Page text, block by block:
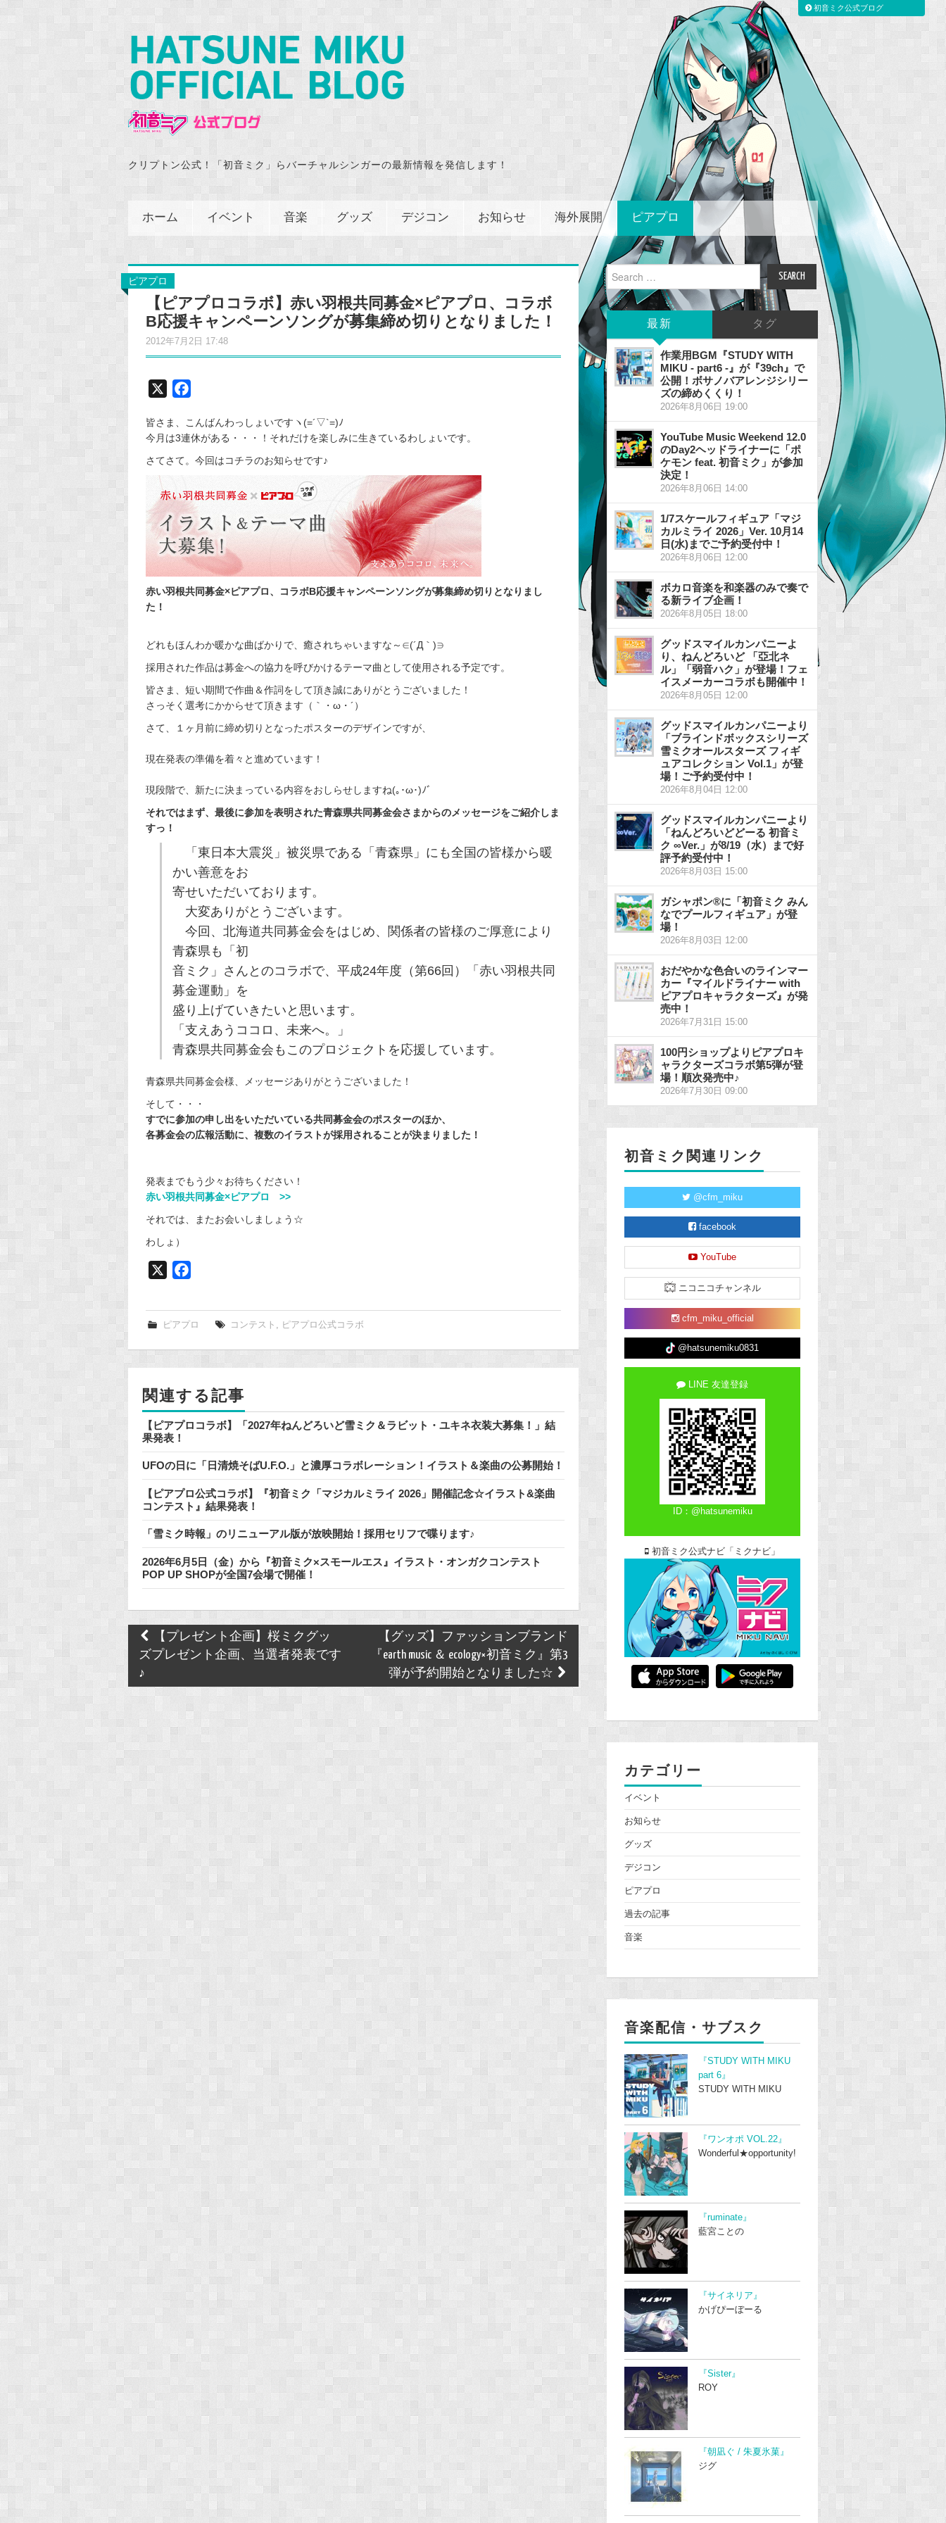
クリプトン公式！「初音ミク」らバーチャルシンガーの最新情報を発信します！
ホーム イベント 音楽 グッズ デジコン お知らせ 海外展開 ピアプロ
ピアプロ
【ピアプロコラボ】赤い羽根共同募金×ピアプロ、コラボ
B応援キャンペーンソングが募集締め切りとなりました！
2012年7月2日 17:48
c
e
b
o
k
皆さま、こんばんわっしょいですヽ(=´▽`=)ﾉ
今月は3連休がある・・・！それだけを楽しみに生きているわしょいです。
さてさて。今回はコチラのお知らせです♪
赤い羽根共同募金×ピアプロ、コラボB応援キャンペーンソングが募集締め切りとなりまし
た！
どれもほんわか暖かな曲ばかりで、癒されちゃいますな～∈(´Д｀)∋
採用された作品は募金への協力を呼びかけるテーマ曲として使用される予定です。
皆さま、短い期間で作曲＆作詞をして頂き誠にありがとうございました！
さっそく選考にかからせて頂きます（｀・ω・´）
さて、１ヶ月前に締め切りとなったポスターのデザインですが、
現在発表の準備を着々と進めています！
現段階で、新たに決まっている内容をおしらせしますね(｡･ω･)ﾉﾞ
それではまず、最後に参加を表明された青森県共同募金会さまからのメッセージをご紹介しま
すっ！
「東日本大震災」被災県である「青森県」にも全国の皆様から暖
かい善意をお
寄せいただいております。
大変ありがとうございます。
今回、北海道共同募金会をはじめ、関係者の皆様のご厚意により
青森県も「初
音ミク」さんとのコラボで、平成24年度（第66回）「赤い羽根共同
募金運動」を
盛り上げていきたいと思います。
「支えあうココロ、未来へ。」
青森県共同募金会もこのプロジェクトを応援しています。
青森県共同募金会様、メッセージありがとうございました！
そして・・・
すでに参加の申し出をいただいている共同募金会のポスターのほか、
各募金会の広報活動に、複数のイラストが採用されることが決まりました！
発表までもう少々お待ちください！
赤い羽根共同募金×ピアプロ >>
それでは、またお会いしましょう☆
わしょ）
e
k
ピアプロ コンテスト ピアプロ公式コラボ
関連する記事
【ピアプロコラボ】「2027年ねんどろいど雪ミク＆ラビット・ユキネ衣装大募集！」結
果発表！
UFOの日に「日清焼そばU.F.O.」と濃厚コラボレーション！イラスト＆楽曲の公募開始！
【ピアプロ公式コラボ】『初音ミク「マジカルミライ 2026」開催記念☆イラスト&楽曲
コンテスト』結果発表！
「雪ミク時報」のリニューアル版が放映開始！採用セリフで喋ります♪
2026年6月5日（金）から『初音ミク×スモールエス』イラスト・オンガクコンテスト
POP UP SHOPが全国7会場で開催！
Post
navigation
【プレゼント企画】桜ミクグッ
ズプレゼント企画、当選者発表です
♪
【グッズ】ファッションブランド
『earth music ＆ ecology×初音ミク』第3
弾が予約開始となりました☆
Search
for:
最新 タグ
作業用BGM『STUDY WITH
MIKU - part6 -』が『39ch』で
公開！ボサノバアレンジシリー
ズの締めくくり！
2026年8月06日 19:00
YouTube Music Weekend 12.0
のDay2ヘッドライナーに「ポ
ケモン feat. 初音ミク」が参加
決定！
2026年8月06日 14:00
1/7スケールフィギュア「マジ
カルミライ 2026」Ver. 10月14
日(水)までご予約受付中！
2026年8月06日 12:00
ボカロ音楽を和楽器のみで奏で
る新ライブ企画！
2026年8月05日 18:00
グッドスマイルカンパニーよ
り、ねんどろいど 「亞北ネ
ル」「弱音ハク」が登場！フェ
イスメーカーコラボも開催中！
2026年8月05日 12:00
グッドスマイルカンパニーより
「ブラインドボックスシリーズ
雪ミクオールスターズ フィギ
ュアコレクション Vol.1」が登
場！ご予約受付中！
2026年8月04日 12:00
グッドスマイルカンパニーより
「ねんどろいどどーる 初音ミ
ク ∞Ver.」が8/19（水）まで好
評予約受付中！
2026年8月03日 15:00
ガシャポン®に「初音ミク みん
なでプールフィギュア」が登
場！
2026年8月03日 12:00
おだやかな色合いのラインマー
カー『マイルドライナー with
ピアプロキャラクターズ』が発
売中！
2026年7月31日 15:00
100円ショップよりピアプロキ
ャラクターズコラボ第5弾が登
場！順次発売中♪
2026年7月30日 09:00
初音ミク関連リンク
@cfm_miku
facebook
YouTube
ニコニコチャンネル
cfm_miku_official
@hatsunemiku0831
LINE 友達登録
ID：@hatsunemiku
初音ミク公式ナビ「ミクナビ」
カテゴリー
イベント
お知らせ
グッズ
デジコン
ピアプロ
過去の記事
音楽
音楽配信・サブスク
『STUDY WITH MIKU
part 6』
STUDY WITH MIKU
『ワンオポ VOL.22』
Wonderful★opportunity!
『ruminate』
藍宮ことの
『サイネリア』
かげぴーぼーる
『Sister』
ROY
『朝凪ぐ / 朱夏氷菓』
ジグ
初音ミク公式ブログ